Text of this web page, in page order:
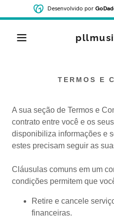
Desenvolvido por
TERMOS E
A sua seção de Termos e
contrato entre você e os
disponibiliza informações e
estes precisam seguir as
Cláusulas comuns em um
condições permitem que
Retire e cancele
financeiras.